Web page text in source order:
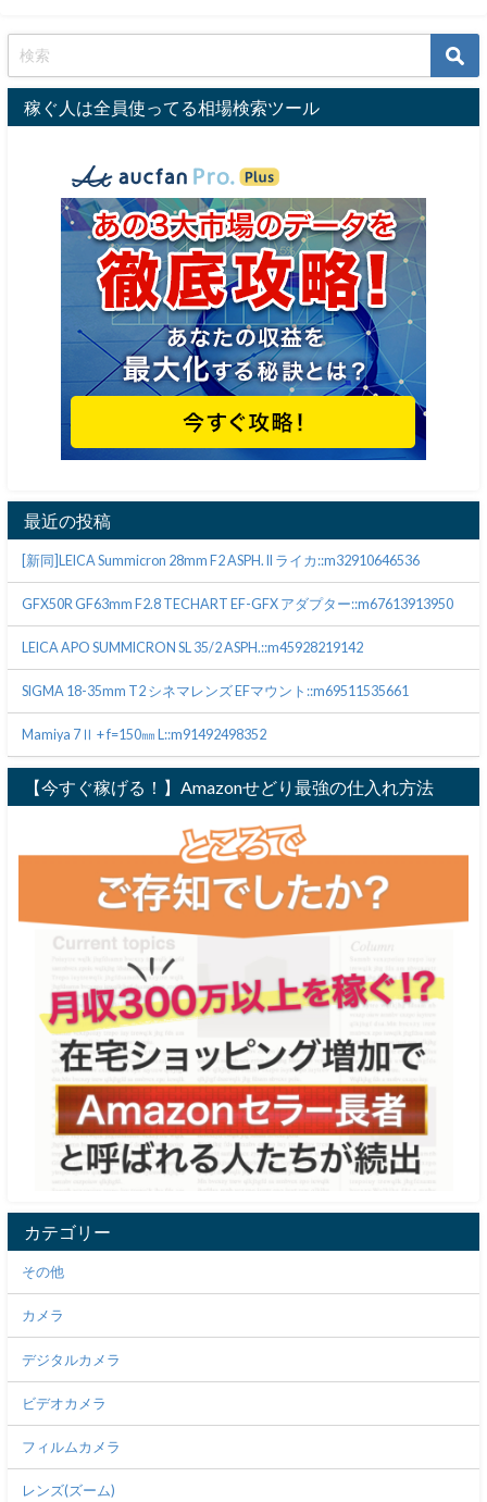
稼ぐ人は全員使ってる相場検索ツール
最近の投稿
[新同]LEICA Summicron 28mm F2 ASPH. II ライカ::m32910646536
GFX50R GF63mm F2.8 TECHART EF-GFX アダプター::m67613913950
LEICA APO SUMMICRON SL 35/2 ASPH.::m45928219142
SIGMA 18-35mm T2 シネマレンズ EFマウント::m69511535661
Mamiya 7Ⅱ + f=150㎜ L::m91492498352
【今すぐ稼げる！】Amazonせどり最強の仕入れ方法
カテゴリー
その他
カメラ
デジタルカメラ
ビデオカメラ
フィルムカメラ
レンズ(ズーム)